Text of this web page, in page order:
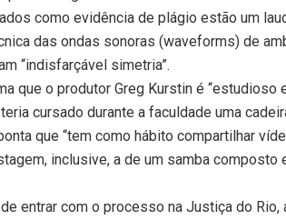
como evidência de plágio estão um
das ondas sonoras (waveforms) de
“indisfarçável simetria”.
que o produtor Greg Kurstin é “estudioso
cursado durante a faculdade uma
que “tem como hábito compartilhar
inclusive, a de um samba composto
entrar com o processo na Justiça do Rio,